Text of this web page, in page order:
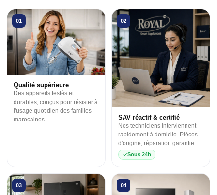
VENTILATION
3 en 1
Industrielle
01
Qualité supérieure
Des appareils testés et
durables, conçus pour résister à
l'usage quotidien des familles
marocaines.
02
SAV réactif & certifié
Nos techniciens interviennent
rapidement à domicile. Pièces
d'origine, réparation garantie.
Sous 24h
03 04